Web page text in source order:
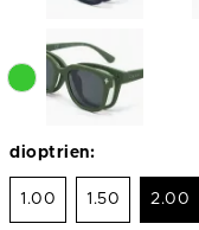
dioptrien:
1.00 1.50 2.00